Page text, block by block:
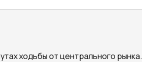
ходьбы от центрального рынка.